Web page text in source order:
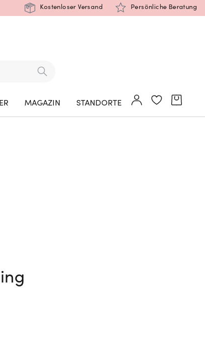
Kostenloser Versand Persönliche Beratung
MAGAZIN STANDORTE